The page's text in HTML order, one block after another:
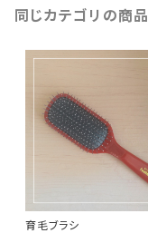
同じカテゴリの商品
育毛ブラシ